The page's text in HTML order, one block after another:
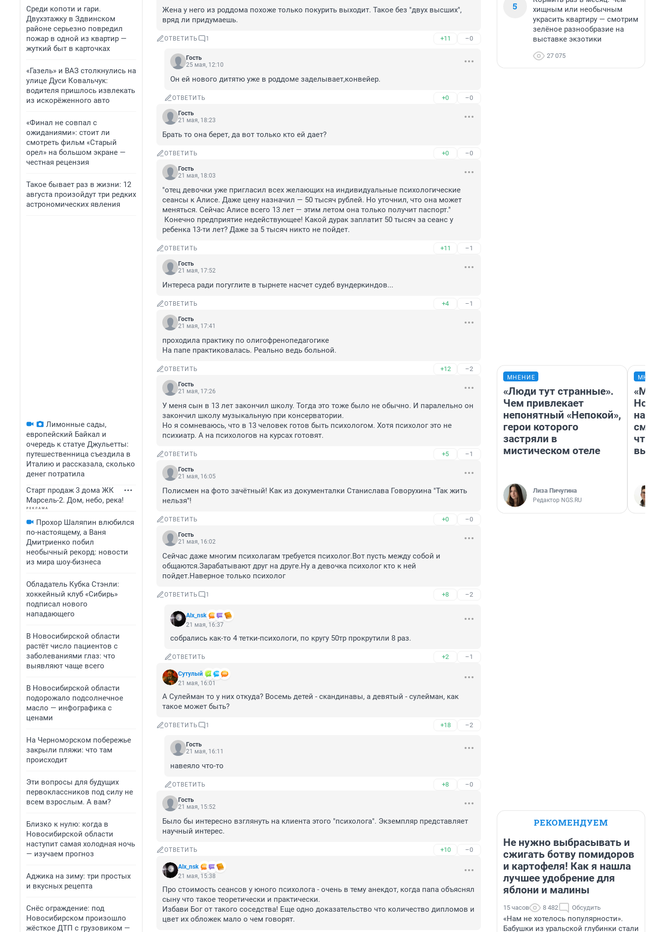
Среди копоти и гари.
Двухэтажку в Здвинском
районе серьезно повредил
пожар в одной из квартир —
жуткий быт в карточках
«Газель» и ВАЗ столкнулись на
улице Дуси Ковальчук:
водителя пришлось извлекать
из искорёженного авто
«Финал не совпал с
ожиданиями»: стоит ли
смотреть фильм «Старый
орел» на большом экране —
честная рецензия
Такое бывает раз в жизни: 12
августа произойдут три редких
астрономических явления
Лимонные сады,
европейский Байкал и
очередь к статуе Джульетты:
путешественница съездила в
Италию и рассказала, сколько
денег потратила
Старт продаж 3 дома ЖК
Марсель-2. Дом, небо, река!
Прохор Шаляпин влюбился
по-настоящему, а Ваня
Дмитриенко побил
необычный рекорд: новости
из мира шоу-бизнеса
Обладатель Кубка Стэнли:
хоккейный клуб «Сибирь»
подписал нового
нападающего
В Новосибирской области
растёт число пациентов с
заболеваниями глаз: что
выявляют чаще всего
В Новосибирской области
подорожало подсолнечное
масло — инфографика с
ценами
На Черноморском побережье
закрыли пляжи: что там
происходит
Эти вопросы для будущих
первоклассников под силу не
всем взрослым. А вам?
Близко к нулю: когда в
Новосибирской области
наступит самая холодная ночь
— изучаем прогноз
Аджика на зиму: три простых
и вкусных рецепта
Снёс ограждение: под
Новосибирском произошло
жёсткое ДТП с грузовиком —
Жена у него из роддома похоже только покурить выходит. Такое без "двух высших",
вряд ли придумаешь.
ОТВЕТИТЬ 1 +11 –0
Гость
25 мая, 12:10
Он ей нового дитятю уже в роддоме заделывает,конвейер.
ОТВЕТИТЬ +0 –0
Гость
21 мая, 18:23
Брать то она берет, да вот только кто ей дает?
ОТВЕТИТЬ +0 –0
Гость
21 мая, 18:03
"отец девочки уже пригласил всех желающих на индивидуальные психологические
сеансы к Алисе. Даже цену назначил — 50 тысяч рублей. Но уточнил, что она может
меняться. Сейчас Алисе всего 13 лет — этим летом она только получит паспорт."
ребенка 13-ти лет? Даже за 5 тысяч никто не пойдет.
ОТВЕТИТЬ +11 –1
Гость
21 мая, 17:52
Интереса ради погуглите в тырнете насчет судеб вундеркиндов...
ОТВЕТИТЬ +4 –1
Гость
21 мая, 17:41
проходила практику по олигофренопедагогике
На папе практиковалась. Реально ведь больной.
ОТВЕТИТЬ +12 –2
Гость
21 мая, 17:26
У меня сын в 13 лет закончил школу. Тогда это тоже было не обычно. И паралельно он
закончил школу музыкальную при консерватории.
Но я сомневаюсь, что в 13 человек готов быть психологом. Хотя психолог это не
психиатр. А на психологов на курсах готовят.
ОТВЕТИТЬ +5 –1
Гость
21 мая, 16:05
Полисмен на фото зачётный! Как из документалки Станислава Говорухина "Так жить
нельзя"!
ОТВЕТИТЬ +0 –0
Гость
21 мая, 16:02
Сейчас даже многим психолагам требуется психолог.Вот пусть между собой и
общаются.Зарабатывают друг на друге.Ну а девочка психолог кто к ней
пойдет.Наверное только психолог
ОТВЕТИТЬ 1 +8 –2
Alx_nsk
21 мая, 16:37
собрались как-то 4 тетки-психологи, по кругу 50тр прокрутили 8 раз.
ОТВЕТИТЬ +2 –1
Сутулый
21 мая, 16:01
А Сулейман то у них откуда? Восемь детей - скандинавы, а девятый - сулейман, как
такое может быть?
ОТВЕТИТЬ 1 +18 –2
Гость
21 мая, 16:11
навеяло что-то
ОТВЕТИТЬ +8 –0
Гость
21 мая, 15:52
Было бы интересно взглянуть на клиента этого "психолога". Экземпляр представляет
научный интерес.
ОТВЕТИТЬ +10 –0
Alx_nsk
21 мая, 15:38
Про стоимость сеансов у юного психолога - очень в тему анекдот, когда папа объяснял
сыну что такое теоретически и практически.
Избави Бог от такого соседства! Еще одно доказательство что количество дипломов и
цвет их обложек мало о чем говорят.
5
хищным или необычным
украсить квартиру — смотрим
зелёное разнообразие на
выставке экзотики
27 075
МНЕНИЕ
«Люди тут странные».
Чем привлекает
непонятный «Непокой»,
герои которого
застряли в
мистическом отеле
Лиза Пичугина
Редактор NGS.RU
«Мы
РЕКОМЕНДУЕМ
Не нужно выбрасывать и
сжигать ботву помидоров
и картофеля! Как я нашла
лучшее удобрение для
яблони и малины
15 часов 8 482 Обсудить
«Нам не хотелось популярности».
Бабушки из уральской глубинки стали